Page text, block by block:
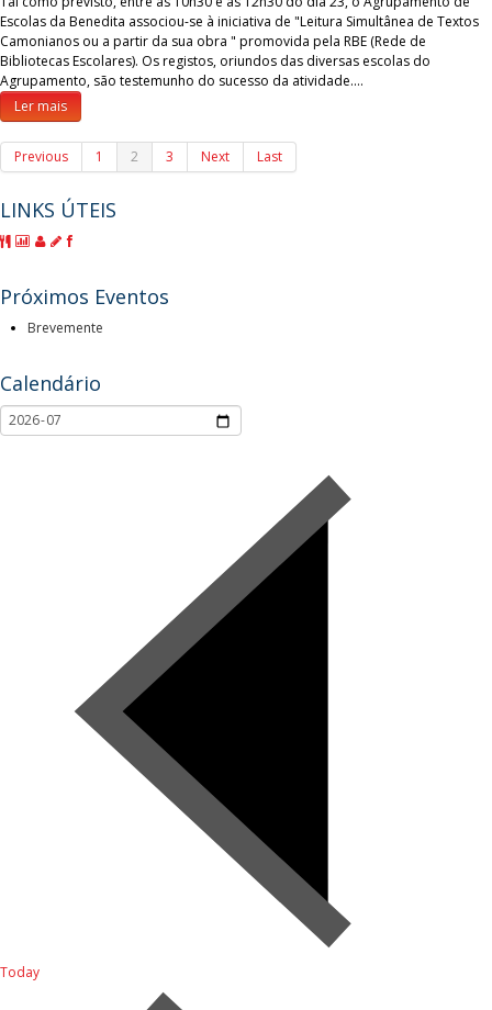
Escolas da Benedita associou-se à iniciativa de "Leitura Simultânea de Textos
Camonianos ou a partir da sua obra " promovida pela RBE (Rede de
Bibliotecas Escolares). Os registos, oriundos das diversas escolas do
Agrupamento, são testemunho do sucesso da atividade.…
Ler mais
Previous 1 2 3 Next Last
LINKS ÚTEIS
Próximos Eventos
Brevemente
Calendário
Today